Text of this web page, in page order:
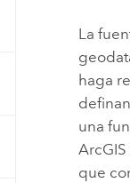
La
haga
una
que